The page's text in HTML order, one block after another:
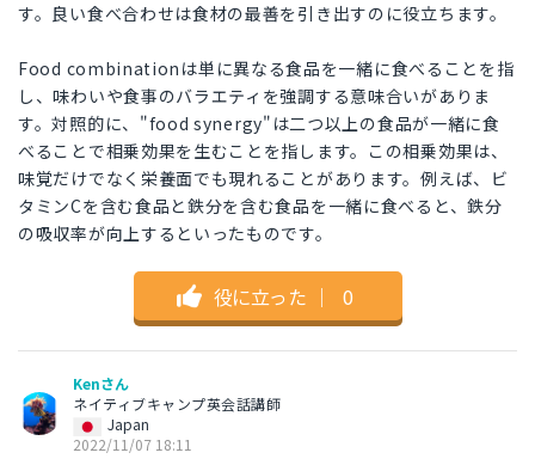
す。良い食べ合わせは食材の最善を引き出すのに役立ちます。
Food combinationは単に異なる食品を一緒に食べることを指
し、味わいや食事のバラエティを強調する意味合いがありま
す。対照的に、"food synergy"は二つ以上の食品が一緒に食
べることで相乗効果を生むことを指します。この相乗効果は、
味覚だけでなく栄養面でも現れることがあります。例えば、ビ
タミンCを含む食品と鉄分を含む食品を一緒に食べると、鉄分
の吸収率が向上するといったものです。
役に立った ｜ 0
Kenさん
ネイティブキャンプ英会話講師
Japan
2022/11/07 18:11